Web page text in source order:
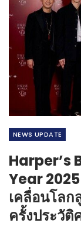
NEWS​ UPDATE
Harper’s
Year
เคลื่อนโลก
ครั้งประวัติ